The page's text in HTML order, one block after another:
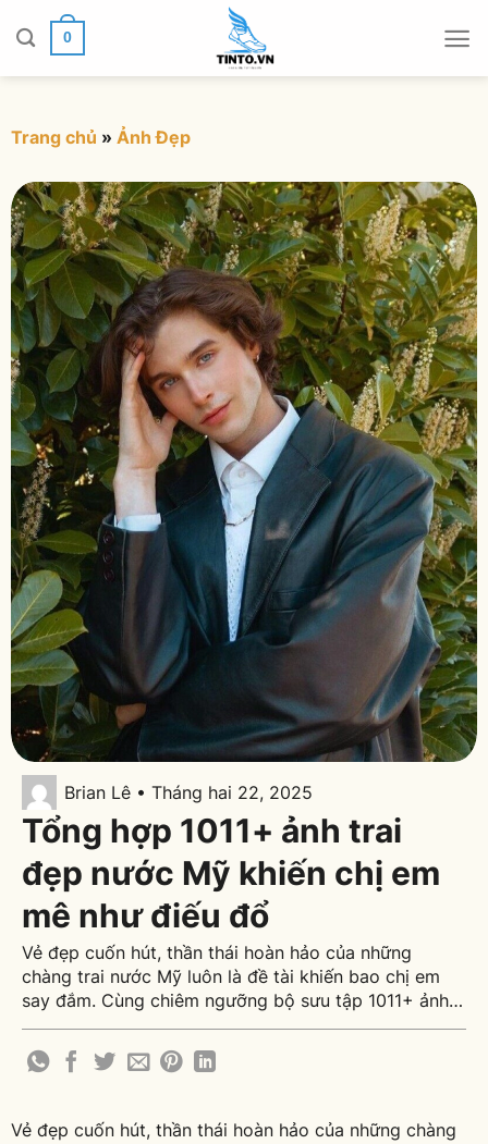
Chuyển
đến
0
Trang chủ » Ảnh Đẹp
Brian Lê • Tháng hai 22, 2025
Tổng hợp 1011+ ảnh trai
đẹp nước Mỹ khiến chị em
mê như điếu đổ
Vẻ đẹp cuốn hút, thần thái hoàn hảo của những
chàng trai nước Mỹ luôn là đề tài khiến bao chị em
say đắm. Cùng chiêm ngưỡng bộ sưu tập 1011+ ảnh
trai đẹp nước Mỹ, mỗi khoảnh khắc đều là sự kết hợp
giữa nét quyến rũ và cá tính mạnh mẽ, khiến ai [...]
Vẻ đẹp cuốn hút, thần thái hoàn hảo của những chàng